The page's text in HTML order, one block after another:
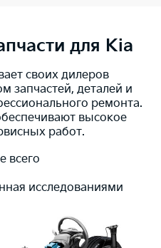
для Kia
своих дилеров
запчастей, деталей и
ремонта.
высокое
работ.
всего
исследованиями